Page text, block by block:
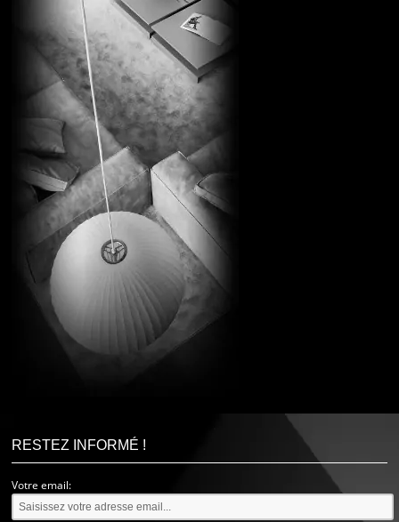
RESTEZ INFORMÉ !
Votre email: